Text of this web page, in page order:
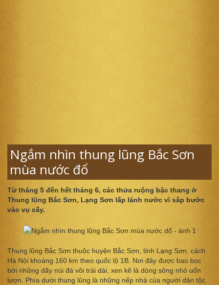
Ngắm nhìn thung lũng Bắc Sơn
mùa nước đổ
Từ tháng 5 đến hết tháng 6, các thửa ruộng bậc thang ở
Thung lũng Bắc Sơn, Lạng Sơn lấp lánh nước vì sắp bước
vào vụ cấy.
Thung lũng Bắc Sơn thuộc huyện Bắc Sơn, tỉnh Lạng Sơn, cách
Hà Nội khoảng 160 km theo quốc lộ 1B. Nơi đây được bao bọc
bởi những dãy núi đá vôi trải dài, xen kẽ là dòng sông nhỏ uốn
lượn. Phía dưới thung lũng là những nếp nhà của người dân tộc